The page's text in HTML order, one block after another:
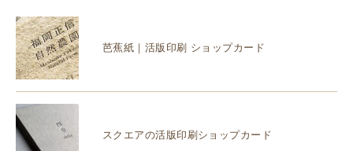
芭蕉紙｜活版印刷 ショップカード
スクエアの活版印刷ショップカード